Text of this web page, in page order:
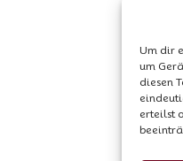
Um dir
um
diesen
erteilst